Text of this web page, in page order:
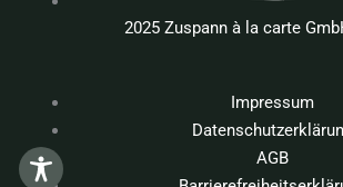
2025 Zuspann à la carte
Impressum
AGB